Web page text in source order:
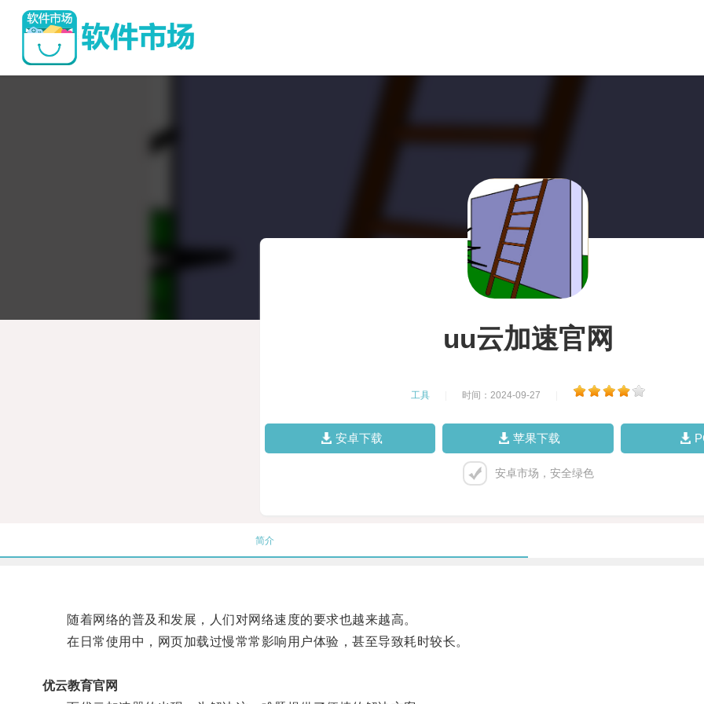
uu云加速官网
工具 时间：2024-09-27
安卓下载 苹果下载
安卓市场，安全绿色
简介
随着网络的普及和发展，人们对网络速度的要求也越来越高。
在日常使用中，网页加载过慢常常影响用户体验，甚至导致耗时较长。
优云教育官网